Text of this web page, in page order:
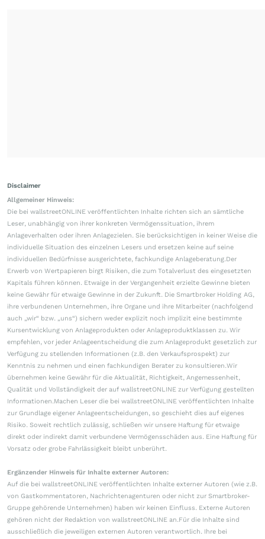
Disclaimer
Allgemeiner Hinweis:
Die bei wallstreetONLINE veröffentlichten Inhalte richten sich an sämtliche
Leser, unabhängig von ihrer konkreten Vermögenssituation, ihrem
Anlageverhalten oder ihren Anlagezielen. Sie berücksichtigen in keiner Weise die
individuelle Situation des einzelnen Lesers und ersetzen keine auf seine
individuellen Bedürfnisse ausgerichtete, fachkundige Anlageberatung.Der
Erwerb von Wertpapieren birgt Risiken, die zum Totalverlust des eingesetzten
Kapitals führen können. Etwaige in der Vergangenheit erzielte Gewinne bieten
keine Gewähr für etwaige Gewinne in der Zukunft. Die Smartbroker Holding AG,
ihre verbundenen Unternehmen, ihre Organe und ihre Mitarbeiter (nachfolgend
auch „wir“ bzw. „uns“) sichern weder explizit noch implizit eine bestimmte
Kursentwicklung von Anlageprodukten oder Anlageproduktklassen zu. Wir
empfehlen, vor jeder Anlageentscheidung die zum Anlageprodukt gesetzlich zur
Verfügung zu stellenden Informationen (z.B. den Verkaufsprospekt) zur
Kenntnis zu nehmen und einen fachkundigen Berater zu konsultieren.Wir
übernehmen keine Gewähr für die Aktualität, Richtigkeit, Angemessenheit,
Qualität und Vollständigkeit der auf wallstreetONLINE zur Verfügung gestellten
Informationen.Machen Leser die bei wallstreetONLINE veröffentlichten Inhalte
zur Grundlage eigener Anlageentscheidungen, so geschieht dies auf eigenes
Risiko. Soweit rechtlich zulässig, schließen wir unsere Haftung für etwaige
direkt oder indirekt damit verbundene Vermögensschäden aus. Eine Haftung für
Vorsatz oder grobe Fahrlässigkeit bleibt unberührt.
Ergänzender Hinweis für Inhalte externer Autoren:
Auf die bei wallstreetONLINE veröffentlichten Inhalte externer Autoren (wie z.B.
von Gastkommentatoren, Nachrichtenagenturen oder nicht zur Smartbroker-
Gruppe gehörende Unternehmen) haben wir keinen Einfluss. Externe Autoren
gehören nicht der Redaktion von wallstreetONLINE an.Für die Inhalte sind
ausschließlich die jeweiligen externen Autoren verantwortlich. Ihre bei